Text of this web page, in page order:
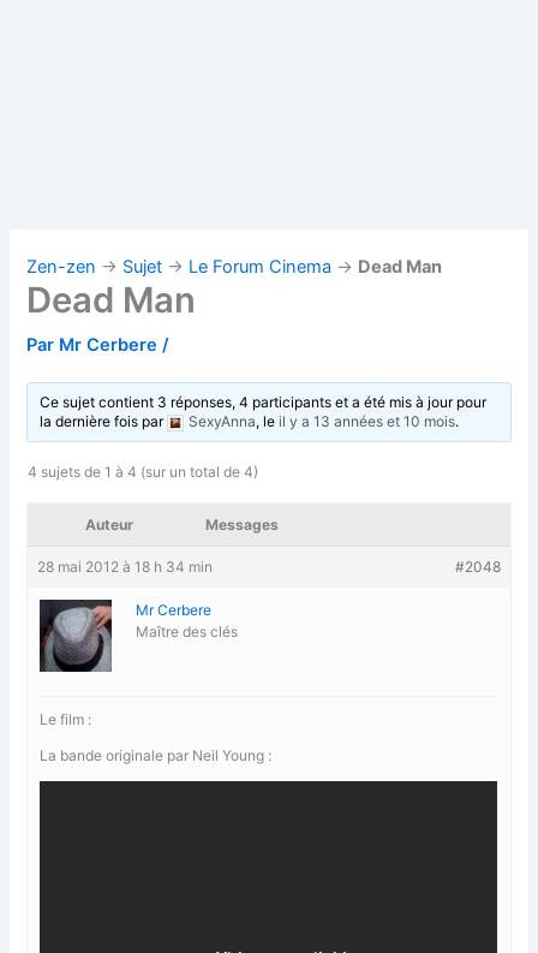
Zen-zen → Sujet → Le Forum Cinema → Dead Man
Dead Man
Par Mr Cerbere/
Ce sujet contient 3 réponses, 4 participants et a été mis à jour pour
la dernière fois par
SexyAnna, le il y a 13 années et 10 mois.
4 sujets de 1 à 4 (sur un total de 4)
Auteur Messages
28 mai 2012 à 18 h 34 min #2048
Mr Cerbere
Maître des clés
Le film :
La bande originale par Neil Young :